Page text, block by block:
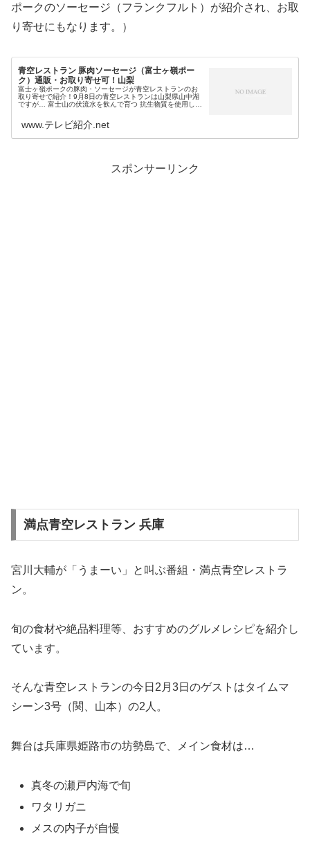
ポークのソーセージ（フランクフルト）が紹介され、お取
り寄せにもなります。）
青空レストラン 豚肉ソーセージ（富士ヶ嶺ポー
ク）通販・お取り寄せ可！山梨
富士ヶ嶺ポークの豚肉・ソーセージが青空レストランのお
取り寄せで紹介！9月8日の青空レストランは山梨県山中湖
ですが… 富士山の伏流水を飲んで育つ 抗生物質を使用しな
なさが自慢というブラン...
www.テレビ紹介.net
スポンサーリンク
満点青空レストラン 兵庫
宮川大輔が「うまーい」と叫ぶ番組・満点青空レストラ
ン。
旬の食材や絶品料理等、おすすめのグルメレシピを紹介し
ています。
そんな青空レストランの今日2月3日のゲストはタイムマ
シーン3号（関、山本）の2人。
舞台は兵庫県姫路市の坊勢島で、メイン食材は…
真冬の瀬戸内海で旬
ワタリガニ
メスの内子が自慢